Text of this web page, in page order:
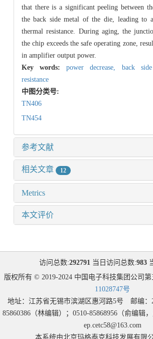
that there is a significant peeling between
the back side metal of the die, leading to
thermal resistance. During aging, the
the chip exceeds the safe operating zone,
in amplifier output power.
Key words:power decrease, back
resistance
中图分类号:
TN406
TN454
参考文献
相关文章 12
Metrics
本文评价
访问总数:292791当日访问总数:983
版权所有 © 2019-2024 中国电子科技集团公司
11028747号
地址：江苏省无锡市滨湖区惠河路5号 邮编
85860386（林编辑）；0510-85868956（俞编辑
ep.cetc58@163.com
本系统由北京玛格泰克科技发展有限